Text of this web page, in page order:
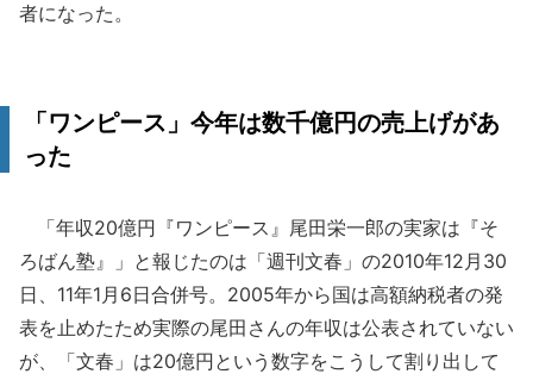
者になった。
「ワンピース」今年は数千億円の売上げがあ
った
「年収20億円『ワンピース』尾田栄一郎の実家は『そ
ろばん塾』」と報じたのは「週刊文春」の2010年12月30
日、11年1月6日合併号。2005年から国は高額納税者の発
表を止めたため実際の尾田さんの年収は公表されていない
が、「文春」は20億円という数字をこうして割り出して